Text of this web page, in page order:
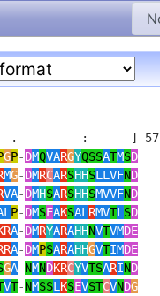
.         :      ] 57
GP-DMQVARGYQSSATMSD
MG-DMRCARSHHSLLVFND
VA-DMHSARSHHSMVVFND
P-DMSEAKSAL RMVTL SD
A-DMRYARAHHNVTVMDE
A-DMPSARAHHGVTIMDE
GA-NMNDKRCYVTSARIND
VT-NMSSL KSEVSTCVNDG